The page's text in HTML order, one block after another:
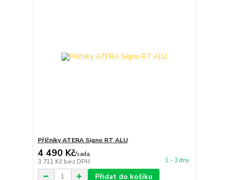
Příčníky ATERA Signo RT ALU
4 490 Kč/sada
3 711 Kč bez DPH 1 - 3 dny
Přidat do košíku